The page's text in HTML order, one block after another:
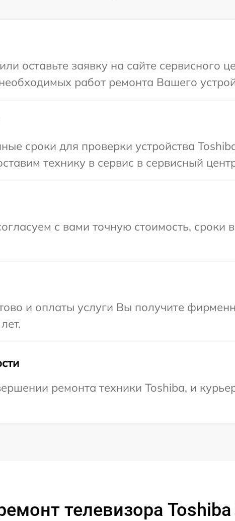
оставьте заявку на сайте сервисного
работ ремонта Вашего
сроки для проверки устройства
технику в сервис в сервисный
с вами точную стоимость, сроки
и оплаты услуги Вы получите
ремонта техники Toshiba, и
телевизора Toshiba